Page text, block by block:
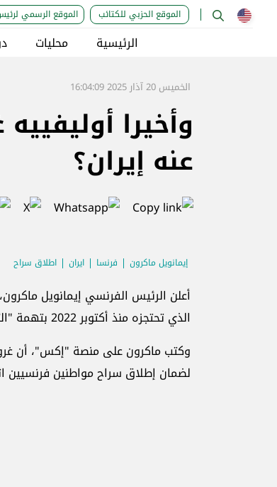
الموقع الحزبي للكتائب الموقع الرسمي
الرئيسية محليات
الخميس 20 آذار 2025 16:04:09
وأخيرا
عنه إيران؟
إيمانويل ماكرون فرنسا ايران اطلاق سراح
أعلن الرئيس الفرنسي إيمانويل
الذي تحتجزه منذ أكتوبر 2022 بتهمة "التجسس"، مؤكدا أنه عاد إلى فرنسا.
لضمان إطلاق سراح مواطنين فرنسيين